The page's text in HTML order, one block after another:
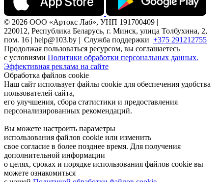
© 2026 ООО «Артокс Лаб», УНП 191700409 |
220012, Республика Беларусь, г. Минск, улица Толбухина, 2,
пом. 16 | help@103.by | Служба поддержки +375 291212755
Продолжая пользоваться ресурсом, вы соглашаетесь
с условиями Политики обработки персональных данных.
Эффективная реклама на сайте
Обработка файлов cookie
Наш сайт использует файлы cookie для обеспечения удобства
пользователей сайта,
его улучшения, сбора статистики и предоставления
персонализированных рекомендаций.
Вы можете настроить параметры
использования файлов cookie или изменить
свое согласие в более позднее время. Для получения
дополнительной информации
о целях, сроках и порядке использования файлов cookie вы
можете ознакомиться